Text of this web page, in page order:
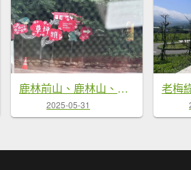
鹿林前山、鹿林山、麟趾山O繞縱走
2025-05-31
老梅